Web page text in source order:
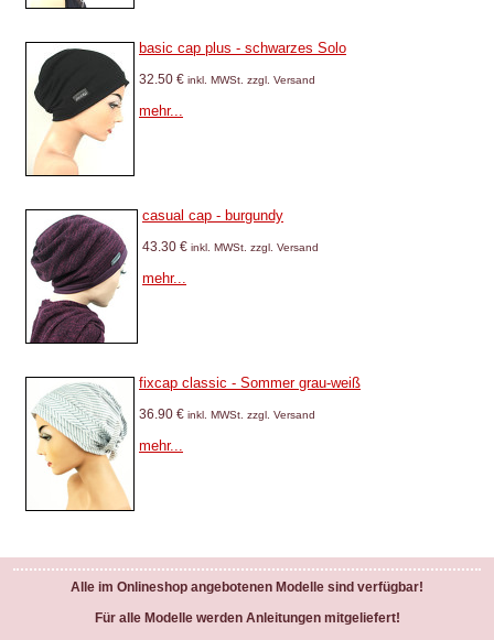
basic cap plus - schwarzes Solo
32.50 € inkl. MWSt. zzgl. Versand
mehr...
casual cap - burgundy
43.30 € inkl. MWSt. zzgl. Versand
mehr...
fixcap classic - Sommer grau-weiß
36.90 € inkl. MWSt. zzgl. Versand
mehr...
Alle im Onlineshop angebotenen Modelle sind verfügbar!
Für alle Modelle werden Anleitungen mitgeliefert!